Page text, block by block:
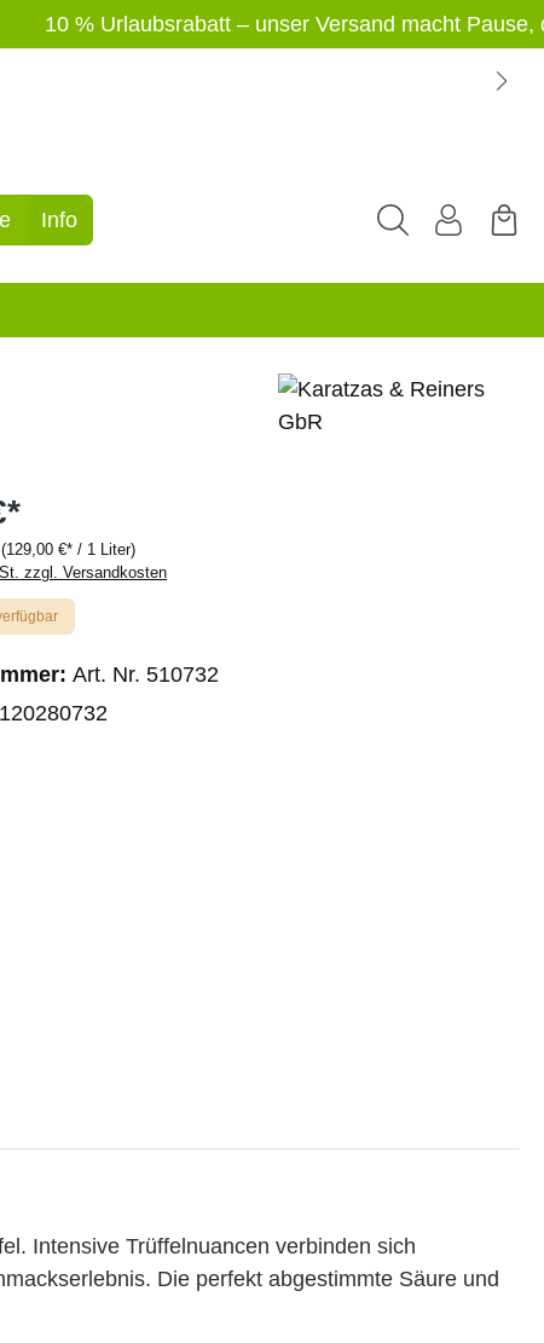
10 % Urlaubsrabatt – unser Versand macht Pause,
Info
(129,00 €* / 1 Liter)
zzgl. Versandkosten
Art. Nr. 510732
Intensive Trüffelnuancen verbinden sich
Die perfekt abgestimmte Säure und